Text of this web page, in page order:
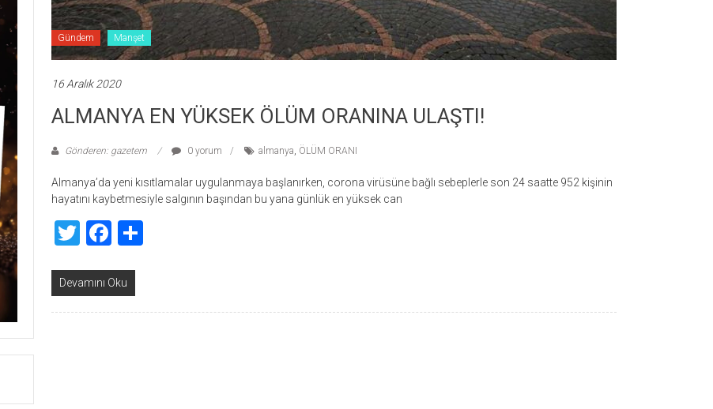
Gündem Manşet
16 Aralık 2020
ALMANYA EN YÜKSEK ÖLÜM ORANINA ULAŞTI!
Gönderen: gazetem 0 yorum almanya, ÖLÜM ORANI
Almanya’da yeni kısıtlamalar uygulanmaya başlanırken, corona virüsüne bağlı sebeplerle son 24 saatte 952 kişinin
hayatını kaybetmesiyle salgının başından bu yana günlük en yüksek can
TwitterFacebook
Devamını Oku